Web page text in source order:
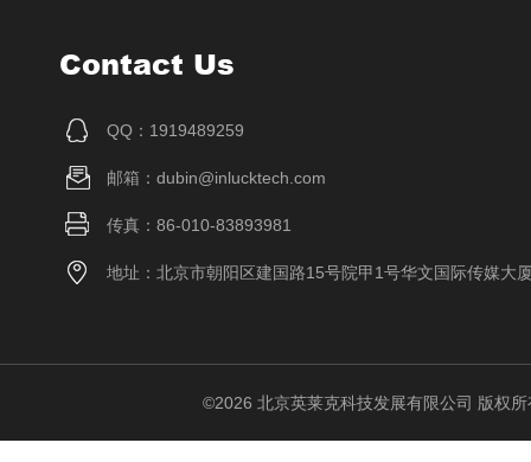
Contact Us
QQ：1919489259
邮箱：dubin@inlucktech.com
传真：86-010-83893981
地址：北京市朝阳区建国路15号院甲1号华文国际传媒大
©2026 北京英莱克科技发展有限公司 版